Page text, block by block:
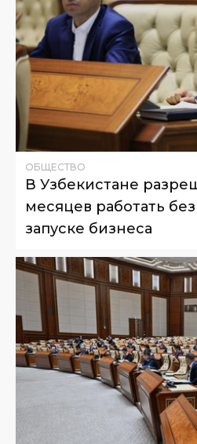
ОБЩЕСТВО
В Узбекистане
месяцев работать
запуске бизнеса